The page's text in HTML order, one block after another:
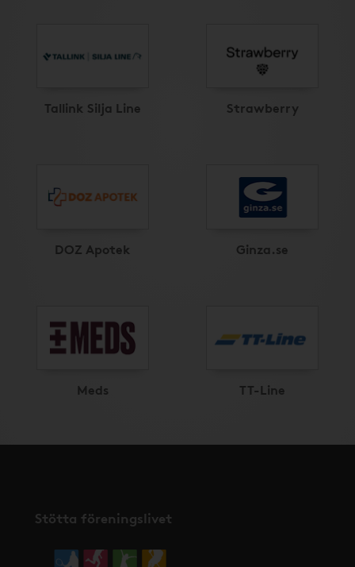
Tallink Silja Line Strawberry
DOZ Apotek Ginza.se
Meds TT-Line
Stötta föreningslivet